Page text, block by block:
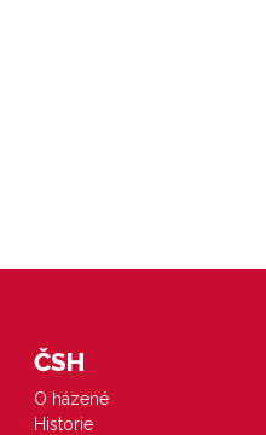
ČSH
O házené
Historie